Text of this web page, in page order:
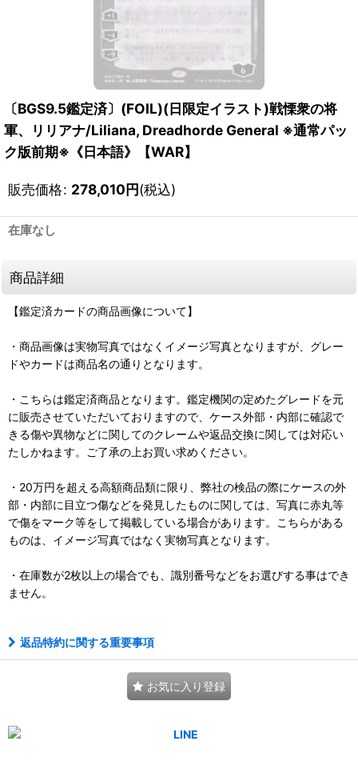
〔BGS9.5鑑定済〕(FOIL)(日限定イラスト)戦慄衆の将
軍、リリアナ/Liliana, Dreadhorde General ※通常パッ
ク版前期※《日本語》【WAR】
販売価格: 278,010円(税込)
在庫なし
商品詳細
【鑑定済カードの商品画像について】
・商品画像は実物写真ではなくイメージ写真となりますが、グレー
ドやカードは商品名の通りとなります。
・こちらは鑑定済商品となります。鑑定機関の定めたグレードを元
に販売させていただいておりますので、ケース外部・内部に確認で
きる傷や異物などに関してのクレームや返品交換に関しては対応い
たしかねます。ご了承の上お買い求めください。
・20万円を超える高額商品類に限り、弊社の検品の際にケースの外
部・内部に目立つ傷などを発見したものに関しては、写真に赤丸等
で傷をマーク等をして掲載している場合があります。こちらがある
ものは、イメージ写真ではなく実物写真となります。
・在庫数が2枚以上の場合でも、識別番号などをお選びする事はでき
ません。
返品特約に関する重要事項
お気に入り登録